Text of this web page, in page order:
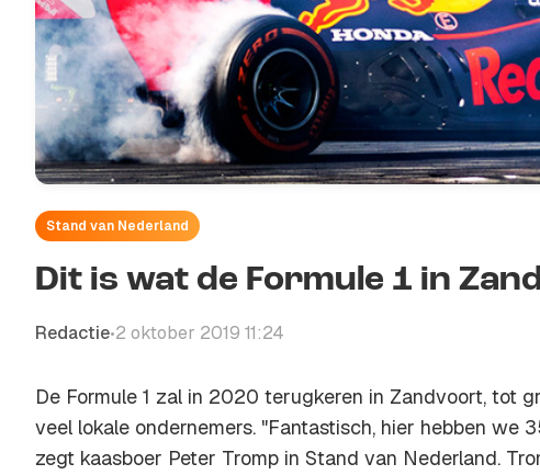
Stand van Nederland
Dit is wat de Formule 1 in
Redactie•2 oktober 2019 11:24
De Formule 1 zal in 2020 terugkeren in Zandvoort, tot
veel lokale ondernemers. "Fantastisch, hier hebben we
zegt kaasboer Peter Tromp in Stand van Nederland.